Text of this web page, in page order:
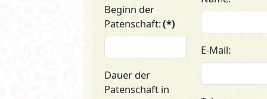
Beginn der
Patenschaft:(*)
Dauer der
Patenschaft in
E-Mail: